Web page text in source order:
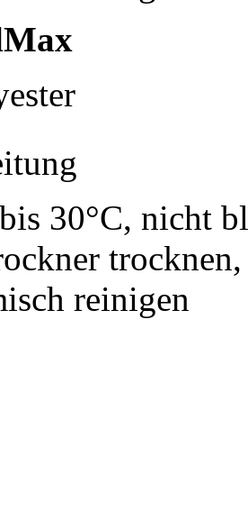
30°C, nicht
reinigen